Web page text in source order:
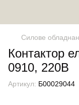
Силове
Контактор
0910, 220В
Артикул: Б00029044